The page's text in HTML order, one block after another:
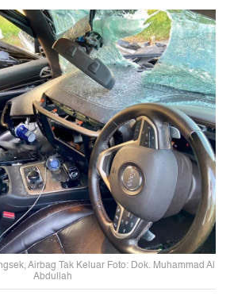
Airbag Tak Keluar Foto: Dok. Muhammad Al
Abdullah